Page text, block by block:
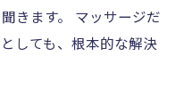
きます。 マッサージだ
しても、根本的な解決